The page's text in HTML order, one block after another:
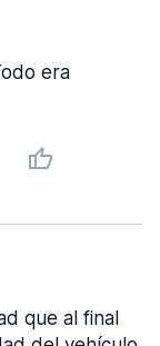
era
que al final